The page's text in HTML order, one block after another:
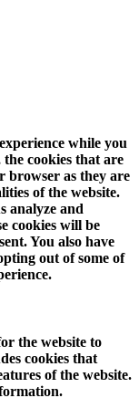
while you
cookies that are
browser as they are
of the website.
analyze and
cookies will be
You also have
out of some of
the website to
cookies that
of the website.